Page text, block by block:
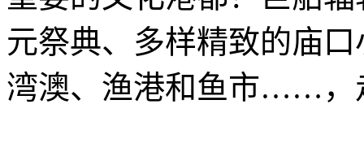
元祭典、多样精致的庙
湾澳、渔港和鱼市……，